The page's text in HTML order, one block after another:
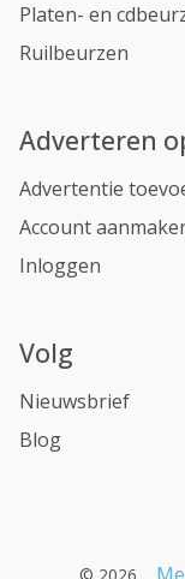
Platen- en
Ruilbeurzen
Adverteren
Advertentie
Account
Inloggen
Volg
Nieuwsbrief
Blog